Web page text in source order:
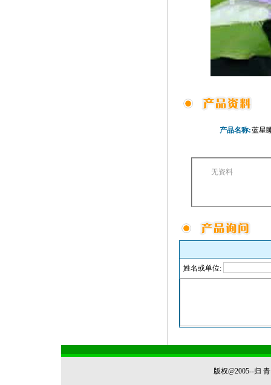
产品名称:蓝星
无资料
姓名或单位:
版权@2005--归